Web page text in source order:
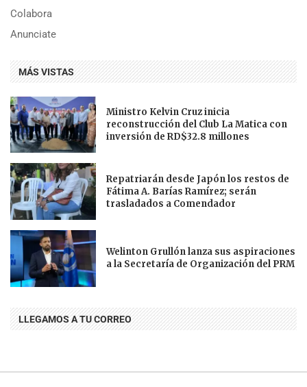
Colabora
Anunciate
MÁS VISTAS
Ministro Kelvin Cruz inicia
reconstrucción del Club La Matica con
inversión de RD$32.8 millones
Repatriarán desde Japón los restos de
Fátima A. Barías Ramírez; serán
trasladados a Comendador
Welinton Grullón lanza sus aspiraciones
a la Secretaría de Organización del PRM
LLEGAMOS A TU CORREO